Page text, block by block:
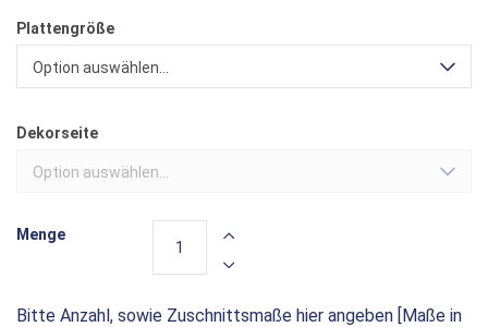
Plattengröße
Option auswählen...
Dekorseite
Option auswählen...
Bitte Anzahl, sowie Zuschnittsmaße hier angeben [Maße in
Menge